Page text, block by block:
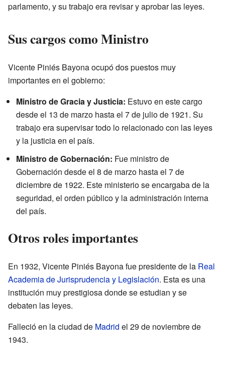
parlamento, y su trabajo era revisar y aprobar las leyes.
Sus cargos como Ministro
Vicente Piniés Bayona ocupó dos puestos muy
importantes en el gobierno:
Ministro de Gracia y Justicia: Estuvo en este cargo
desde el 13 de marzo hasta el 7 de julio de 1921. Su
trabajo era supervisar todo lo relacionado con las leyes
y la justicia en el país.
Ministro de Gobernación: Fue ministro de
Gobernación desde el 8 de marzo hasta el 7 de
diciembre de 1922. Este ministerio se encargaba de la
seguridad, el orden público y la administración interna
del país.
Otros roles importantes
En 1932, Vicente Piniés Bayona fue presidente de la Real
Academia de Jurisprudencia y Legislación. Esta es una
institución muy prestigiosa donde se estudian y se
debaten las leyes.
Falleció en la ciudad de Madrid el 29 de noviembre de
1943.